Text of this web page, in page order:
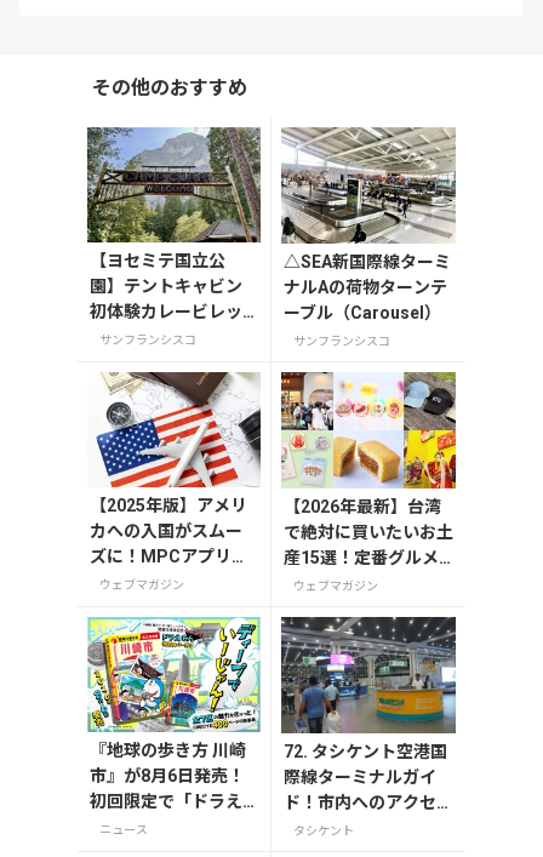
その他のおすすめ
【ヨセミテ国立公
園】テントキャビン
初体験カレービレッ
ジが人気の秘密
サンフランシスコ
△SEA新国際線ターミ
ナルAの荷物ターンテ
ーブル（Carousel）
サンフランシスコ
【2025年版】アメリ
カへの入国がスムー
ズに！MPCアプリの
登録方法や使い方を
ウェブマガジン
【2026年最新】台湾
で絶対に買いたいお土
産15選！定番グルメ
やかわいい雑貨、限定
ウェブマガジン
『地球の歩き方 川崎
市』が8月6日発売！
初回限定で「ドラえ
もん」描き下ろし特
ニュース
72. タシケント空港国
際線ターミナルガイ
ド！市内へのアクセ
ス・両替・お店情報et
タシケント